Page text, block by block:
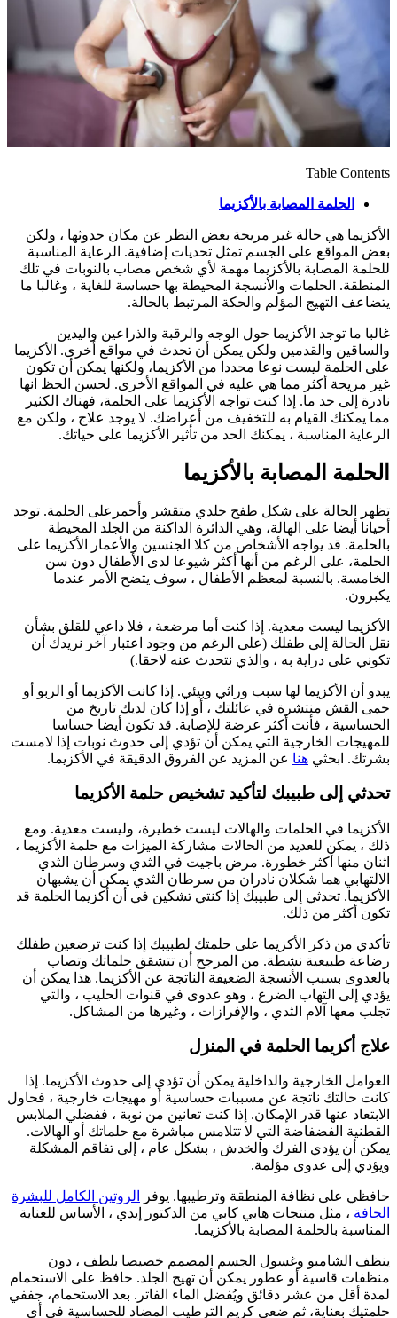
Table Contents
الحلمة المصابة بالأكزيما
الأكزيما هي حالة غير مريحة بغض النظر عن مكان حدوثها ، ولكن
بعض المواقع على الجسم تمثل تحديات إضافية. الرعاية المناسبة
للحلمة المصابة بالأكزيما مهمة لأي شخص مصاب بالنوبات في تلك
المنطقة. الحلمات والأنسجة المحيطة بها حساسة للغاية ، وغالبا ما
يتضاعف التهيج المؤلم والحكة المرتبط بالحالة.
غالبا ما توجد الأكزيما حول الوجه والرقبة والذراعين واليدين
والساقين والقدمين ولكن يمكن أن تحدث في مواقع أخرى. الأكزيما
على الحلمة ليست نوعا محددا من الأكزيما، ولكنها يمكن أن تكون
غير مريحة أكثر مما هي عليه في المواقع الأخرى. لحسن الحظ انها
نادرة إلى حد ما. إذا كنت تواجه الأكزيما على الحلمة، فهناك الكثير
مما يمكنك القيام به للتخفيف من أعراضك. لا يوجد علاج ، ولكن مع
الرعاية المناسبة ، يمكنك الحد من تأثير الأكزيما على حياتك.
الحلمة المصابة بالأكزيما
تظهر الحالة على شكل طفح جلدي متقشر وأحمرعلى الحلمة. توجد
أحيانا أيضا على الهالة، وهي الدائرة الداكنة من الجلد المحيطة
بالحلمة. قد يواجه الأشخاص من كلا الجنسين والأعمار الأكزيما على
الحلمة، على الرغم من أنها أكثر شيوعا لدى الأطفال دون سن
الخامسة. بالنسبة لمعظم الأطفال ، سوف يتضح الأمر عندما
يكبرون.
الأكزيما ليست معدية. إذا كنت أما مرضعة ، فلا داعي للقلق بشأن
نقل الحالة إلى طفلك (على الرغم من وجود اعتبار آخر نريدك أن
تكوني على دراية به ، والذي نتحدث عنه لاحقا.)
يبدو أن الأكزيما لها سبب وراثي وبيئي. إذا كانت الأكزيما أو الربو أو
حمى القش منتشرة في عائلتك ، أو إذا كان لديك تاريخ من
الحساسية ، فأنت أكثر عرضة للإصابة. قد تكون أيضا حساسا
للمهيجات الخارجية التي يمكن أن تؤدي إلى حدوث نوبات إذا لامست
بشرتك. ابحثي هنا عن المزيد عن الفروق الدقيقة في الأكزيما.
تحدثي إلى طبيبك لتأكيد تشخيص حلمة الأكزيما
الأكزيما في الحلمات والهالات ليست خطيرة، وليست معدية. ومع
ذلك ، يمكن للعديد من الحالات مشاركة الميزات مع حلمة الأكزيما ،
اثنان منها أكثر خطورة. مرض باجيت في الثدي وسرطان الثدي
الالتهابي هما شكلان نادران من سرطان الثدي يمكن أن يشبهان
الأكزيما. تحدثي إلى طبيبك إذا كنتي تشكين في أن أكزيما الحلمة قد
تكون أكثر من ذلك.
تأكدي من ذكر الأكزيما على حلمتك لطبيبك إذا كنت ترضعين طفلك
رضاعة طبيعية نشطة. من المرجح أن تتشقق حلماتك وتصاب
بالعدوى بسبب الأنسجة الضعيفة الناتجة عن الأكزيما. هذا يمكن أن
يؤدي إلى التهاب الضرع ، وهو عدوى في قنوات الحليب ، والتي
تجلب معها آلام الثدي ، والإفرازات ، وغيرها من المشاكل.
علاج أكزيما الحلمة في المنزل
العوامل الخارجية والداخلية يمكن أن تؤدي إلى حدوث الأكزيما. إذا
كانت حالتك ناتجة عن مسببات حساسية أو مهيجات خارجية ، فحاول
الابتعاد عنها قدر الإمكان. إذا كنت تعانين من نوبة ، ففضلي الملابس
القطنية الفضفاضة التي لا تتلامس مباشرة مع حلماتك أو الهالات.
يمكن أن يؤدي الفرك والخدش ، بشكل عام ، إلى تفاقم المشكلة
ويؤدي إلى عدوى مؤلمة.
حافظي على نظافة المنطقة وترطيبها. يوفر
الروتين الكامل للبشرة
الجافة ، مثل منتجات هابي كابي من الدكتور إيدي ، الأساس للعناية
المناسبة بالحلمة المصابة بالأكزيما.
ينظف الشامبو وغسول الجسم المصمم خصيصا بلطف ، دون
منظفات قاسية أو عطور يمكن أن تهيج الجلد. حافظ على الاستحمام
لمدة أقل من عشر دقائق ويُفضل الماء الفاتر. بعد الاستحمام، جففي
حلمتيك بعناية، ثم ضعي كريم الترطيب المضاد للحساسية في أي